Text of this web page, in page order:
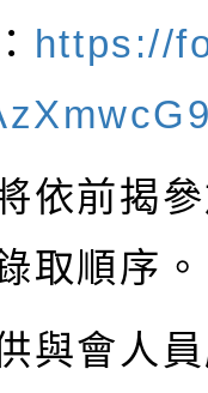
https://
依前揭
取順序。
與會人